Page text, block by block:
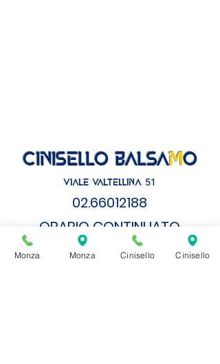
cinisello balsamo
VIALE VALTELLINA 51
02.66012188
ORARIO CONTINUATO
LUNEDì
- VENERDì
Monza Monza Cinisello Cinisello